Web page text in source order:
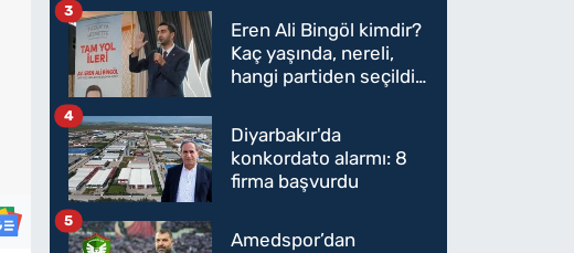
oldu
Eren Ali Bingöl kimdir?
Kaç yaşında, nereli,
hangi partiden seçildi?
Parti'ye mi geçecek?
3
Diyarbakır'da
konkordato alarmı: 8
firma başvurdu
4
Amedspor’dan
5